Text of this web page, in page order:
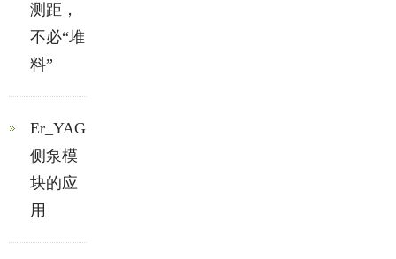
测距，
不必“堆
料”
Er_YAG
侧泵模
块的应
用